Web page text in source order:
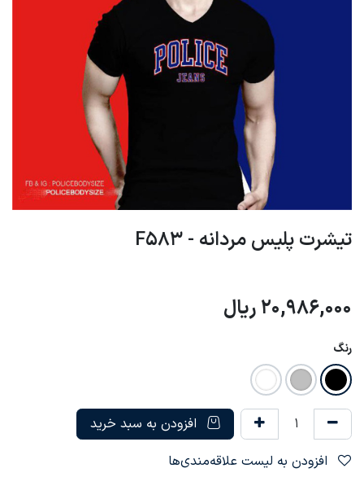
تیشرت پلیس مردانه - F583
20,986,000 ریال
رنگ
افزودن به سبد خرید